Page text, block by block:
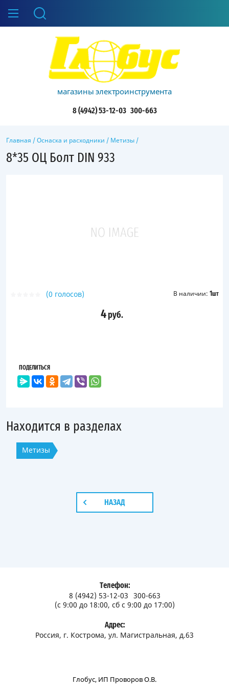
магазины электроинструмента
8 (4942) 53-12-03 300-663
Главная /Оснаска и расходники / Метизы /
8*35 ОЦ Болт DIN 933
В наличии: 1шт
(0 голосов)
4 руб.
ПОДЕЛИТЬСЯ
Находится в разделах
Метизы
НАЗАД
Телефон:
8 (4942) 53-12-03 300-663
(с 9:00 до 18:00, сб с 9:00 до 17:00)
Адрес:
Россия, г. Кострома, ул. Магистральная, д.63
Глобус, ИП Проворов О.В.